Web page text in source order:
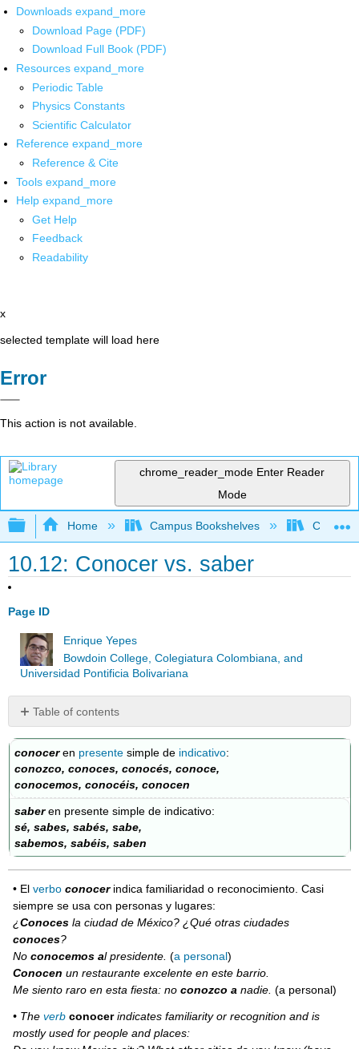
Downloads expand_more
Download Page (PDF)
Download Full Book (PDF)
Resources expand_more
Periodic Table
Physics Constants
Scientific Calculator
Reference expand_more
Reference & Cite
Tools expand_more
Help expand_more
Get Help
Feedback
Readability
x
selected template will load here
Error
This action is not available.
chrome_reader_mode Enter Reader
Mode
Expand/collapse global hierarchy
Home Campus Bookshelves Cañada
10.12: Conocer vs. saber
Page ID
Enrique Yepes
Bowdoin College, Colegiatura Colombiana, and
Universidad Pontificia Bolivariana
Table of contents
practicar!
Práctica
29
Práctica
interactiva
conocer en presente simple de indicativo:
conozco, conoces, conocés, conoce,
conocemos, conocéis, conocen
saber en presente simple de indicativo:
sé, sabes, sabés, sabe,
sabemos, sabéis, saben
• Elverbo conocerindica familiaridad o reconocimiento. Casi
siempre se usa con personas y lugares:
¿Conoces la ciudad de México? ¿Qué otras ciudades
conoces?
Noconocemos al presidente.(a personal)
Conocen un restaurante excelente en este barrio.
Me siento raro en esta fiesta: noconozco anadie.(a personal)
• Theverb conocerindicates familiarity or recognition and is
mostly used for people and places: